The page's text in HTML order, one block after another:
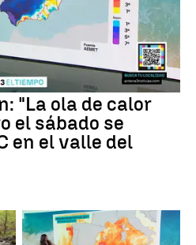
"La ola de calor
el sábado se
en el valle del